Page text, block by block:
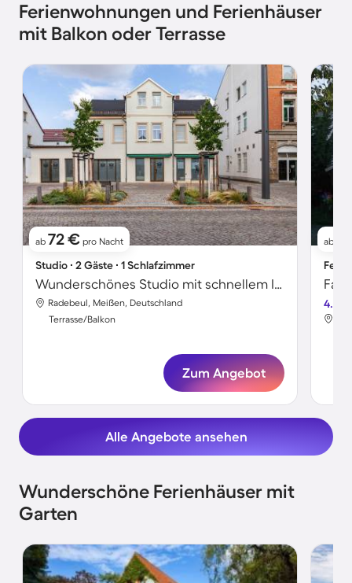
Ferienwohnungen und Ferienhäuser
mit Balkon oder Terrasse
ab 72 € pro Nacht
Studio ∙ 2 Gäste ∙ 1 Schlafzimmer
Wunderschönes Studio mit schnellem Internet | Ideal für Homeoffice
Radebeul, Meißen, Deutschland
Terrasse/Balkon
Zum Angebot
ab
4.2
Alle Angebote ansehen
Wunderschöne Ferienhäuser mit
Garten